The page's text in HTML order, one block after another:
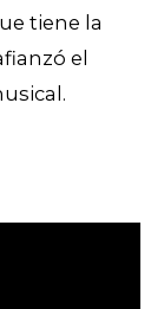
tiene la
el